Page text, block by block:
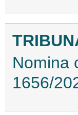
Nomina
1656/